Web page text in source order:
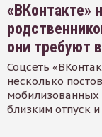
«ВКонтакте»
они требуют
Соцсеть
несколько
мобилизованных
близким отпуск